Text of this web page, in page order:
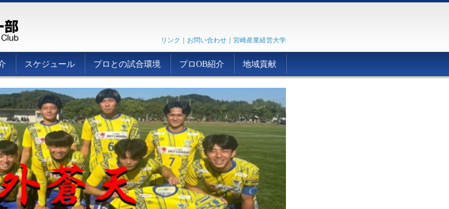
リンク ｜ お問い合わせ ｜ 宮崎産業経営大学
スケジュール プロとの試合環境 プロOB紹介 地域貢献